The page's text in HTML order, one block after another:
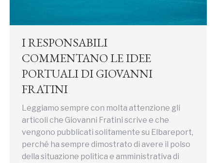
I RESPONSABILI
COMMENTANO LE IDEE
PORTUALI DI GIOVANNI
FRATINI
Leggiamo sempre con molta attenzione gli
articoli che Giovanni Fratini scrive e che
vengono pubblicati solitamente su Elbareport,
perché ha sempre dimostrato di avere il polso
della situazione politica e amministrativa di